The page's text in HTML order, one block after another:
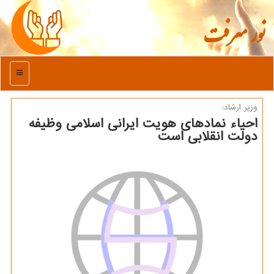
نور معرفت
منو
وزیر ارشاد:
احیاء نمادهای هویت ایرانی اسلامی وظیفه
دولت انقلابی است